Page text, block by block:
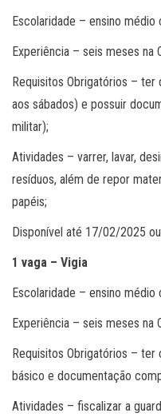
Escolaridade – ensino médio
Experiência – seis meses na
Requisitos Obrigatórios – ter
aos sábados) e possuir
militar);
Atividades – varrer, lavar,
resíduos, além de repor
papéis;
Disponível até 17/02/2025
1 vaga – Vigia
Escolaridade – ensino médio
Experiência – seis meses na
Requisitos Obrigatórios –
básico e documentação
Atividades – fiscalizar a